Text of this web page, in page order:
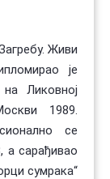
Живи
је
Ликовној
1989.
се
а сарађивао
сумрака“